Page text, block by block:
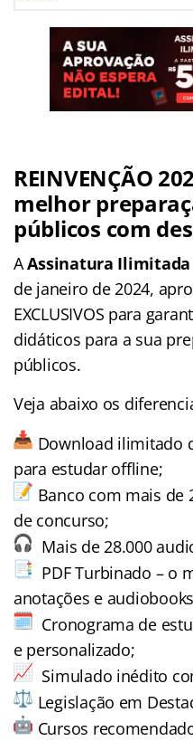
REINVENÇÃO
melhor
públicos com
AAssinatura Ilimitada
de janeiro de 2024,
EXCLUSIVOS para
didáticos para a sua
públicos.
Veja abaixo os
Download ilimitado
para estudar offline;
Banco com mais de
de concurso;
Mais de 28.000
PDF Turbinado – o
anotações e
Cronograma de
e personalizado;
Simulado inédito
Legislação em
Cursos